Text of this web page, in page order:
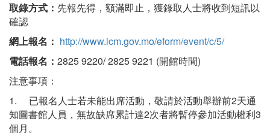
取錄方式： 先報先得，額滿即止，獲錄取人士將收到短訊以
確認
網上報名： http://www.icm.gov.mo/eform/event/c/5/
電話報名： 2825 9220/ 2825 9221 (開館時間)
注意事項：
1. 已報名人士若未能出席活動，敬請於活動舉辦前2天通
知圖書館人員，無故缺席累計達2次者將暫停參加活動權利3
個月。